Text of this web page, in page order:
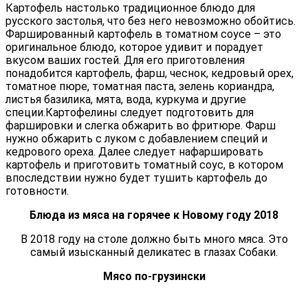
Картофель настолько традиционное блюдо для
русского застолья, что без него невозможно обойтись.
Фаршированный картофель в томатном соусе – это
оригинальное блюдо, которое удивит и порадует
вкусом ваших гостей. Для его приготовления
понадобится картофель, фарш, чеснок, кедровый орех,
томатное пюре, томатная паста, зелень кориандра,
листья базилика, мята, вода, куркума и другие
специи.Картофелины следует подготовить для
фаршировки и слегка обжарить во фритюре. Фарш
нужно обжарить с луком с добавлением специй и
кедрового ореха. Далее следует нафаршировать
картофель и приготовить томатный соус, в котором
впоследствии нужно будет тушить картофель до
готовности.
Блюда из мяса на горячее к Новому году 2018
В 2018 году на столе должно быть много мяса. Это
самый изысканный деликатес в глазах Собаки.
Мясо по-грузински